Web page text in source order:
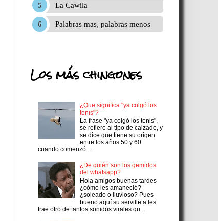
La Cawila
Palabras mas, palabras menos
Los más chingones
¿Que significa "ya colgó los
tenis"?
La frase "ya colgó los tenis",
se refiere al tipo de calzado, y
se dice que tiene su origen
entre los años 50 y 60
cuando comenzó ...
¿De quién son los gemidos
del whatsapp?
Hola amigos buenas tardes
¿cómo les amaneció?
¿soleado o lluvioso? Pues
bueno aquí su servilleta les
trae otro de tantos sonidos virales qu...